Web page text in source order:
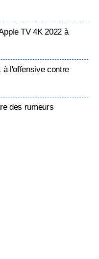
TV 4K 2022 à
à l'offensive contre
des rumeurs